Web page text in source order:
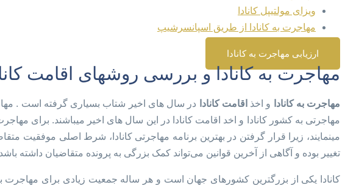
ویزای مولتیپل کانادا
مهاجرت به کانادا از طریق اسپانسرشیپ
ارزیابی مهاجرت به کانادا
مهاجرت به کانادا و بررسی روشهای اقامت
مهاجرت به کانادا و اخذ اقامت کانادا در سال های اخیر شتاب بسیاری گرفته است .
مهاجرتی به کشور کانادا و اخد اقامت کانادا در این سال های اخیر میباشند. برای
مینمایند، زیرا قرار گرفتن در بهترین برنامه مهاجرتی کانادا، شرط اصلی موفقیت
تغییر بوده و آگاهی از آخرین قوانین می‌تواند کمک بزرگی به پرونده متقاضیان
کانادا یکی از بزرگترین کشورهای جهان است و هر ساله جمعیت زیادی برای مهاجرت